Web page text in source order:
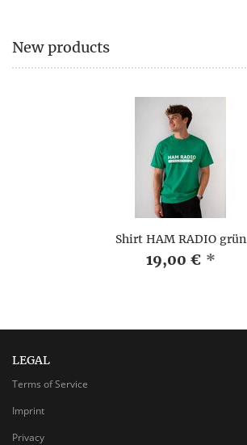
New products
Shirt HAM RADIO grün
19,00 € *
LEGAL
Terms of Service
Imprint
Privacy